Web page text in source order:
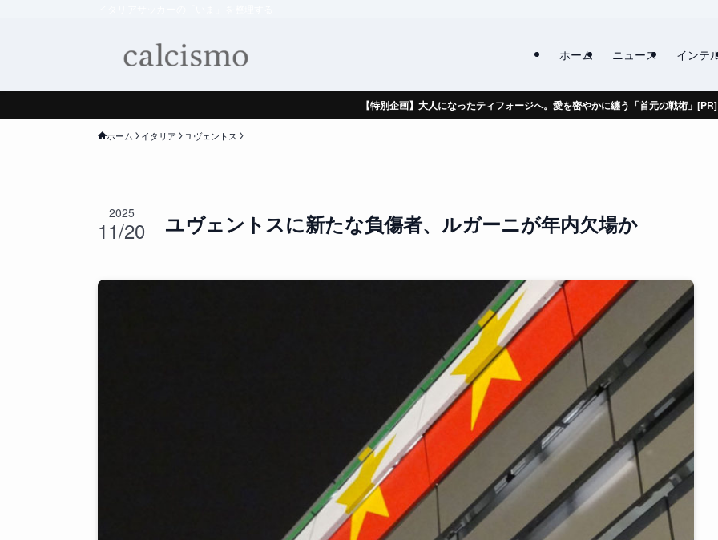
ホーム ニュース インテ
【特別企画】大人になったティフォージへ。愛を密やかに纏う「首元の戦術」[PR]
ホーム イタリア ユヴェントス
ユヴェントスに新たな負傷者、ルガーニが年内欠場か
2025
11/20